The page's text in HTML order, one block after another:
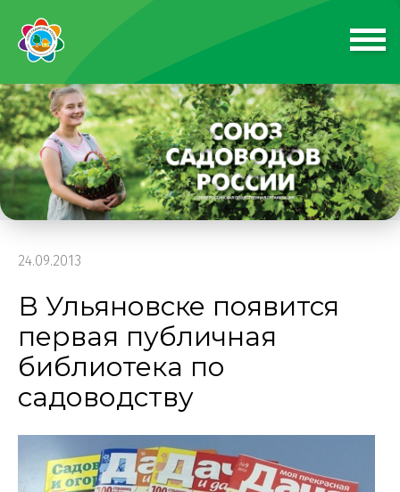
24.09.2013
В Ульяновске появится
первая публичная
библиотека по
садоводству